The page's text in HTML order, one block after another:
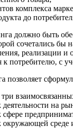
комплекса
до
должно быть
сочетались
реализации
к потребителю, с
позволяет
деятельности на
сфере
окружающей